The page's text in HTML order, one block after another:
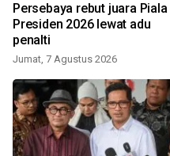
Persebaya rebut juara Piala
Presiden 2026 lewat adu
penalti
Jumat, 7 Agustus 2026